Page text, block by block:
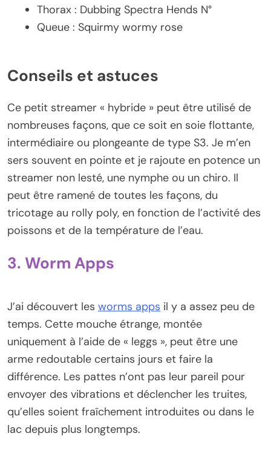
Thorax : Dubbing Spectra Hends N°
Queue : Squirmy wormy rose
Conseils et astuces
Ce petit streamer « hybride » peut être utilisé de
nombreuses façons, que ce soit en soie flottante,
intermédiaire ou plongeante de type S3. Je m’en
sers souvent en pointe et je rajoute en potence un
streamer non lesté, une nymphe ou un chiro. Il
peut être ramené de toutes les façons, du
tricotage au rolly poly, en fonction de l’activité des
poissons et de la température de l’eau.
3. Worm Apps
J’ai découvert les worms apps il y a assez peu de
temps. Cette mouche étrange, montée
uniquement à l’aide de « leggs », peut être une
arme redoutable certains jours et faire la
différence. Les pattes n’ont pas leur pareil pour
envoyer des vibrations et déclencher les truites,
qu’elles soient fraîchement introduites ou dans le
lac depuis plus longtemps.